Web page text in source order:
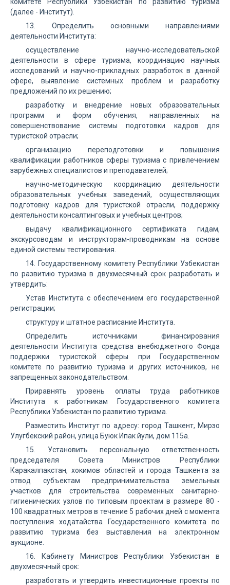
(далее - Институт).
13. Определить основными направлениями
деятельности Института:
осуществление научно-исследовательской
деятельности в сфере туризма, координацию научных
исследований и научно-прикладных разработок в данной
сфере, выявление системных проблем и разработку
предложений по их решению;
разработку и внедрение новых образовательных
программ и форм обучения, направленных на
совершенствование системы подготовки кадров для
туристской отрасли;
организацию переподготовки и повышения
квалификации работников сферы туризма с привлечением
зарубежных специалистов и преподавателей;
научно-методическую координацию деятельности
образовательных учебных заведений, осуществляющих
подготовку кадров для туристской отрасли, поддержку
деятельности консалтинговых и учебных центров;
выдачу квалификационного сертификата гидам,
экскурсоводам и инструкторам-проводникам на основе
единой системы тестирования.
14. Государственному комитету Республики Узбекистан
по развитию туризма в двухмесячный срок разработать и
утвердить:
Устав Института с обеспечением его государственной
регистрации;
структуру и штатное расписание Института.
Определить источниками финансирования
деятельности Института средства внебюджетного Фонда
поддержки туристской сферы при Государственном
комитете по развитию туризма и других источников, не
запрещенных законодательством.
Приравнять уровень оплаты труда работников
Института к работникам Государственного комитета
Республики Узбекистан по развитию туризма.
Разместить Институт по адресу: город Ташкент, Мирзо
Улугбекский район, улица Буюк Ипак йули, дом 115а.
15. Установить персональную ответственность
председателя Совета Министров Республики
Каракалпакстан, хокимов областей и города Ташкента за
отвод субъектам предпринимательства земельных
участков для строительства современных санитарно-
гигиенических узлов по типовым проектам в размере 80 -
100 квадратных метров в течение 5 рабочих дней с момента
поступления ходатайства Государственного комитета по
развитию туризма без выставления на электронном
аукционе.
16. Кабинету Министров Республики Узбекистан в
двухмесячный срок:
разработать и утвердить инвестиционные проекты по